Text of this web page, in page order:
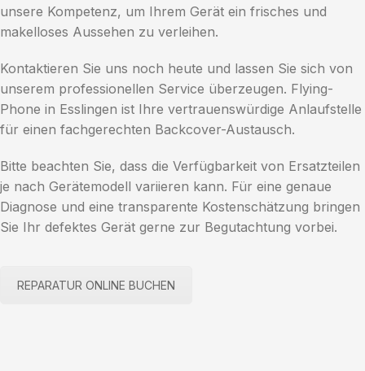
unsere Kompetenz, um Ihrem Gerät ein frisches und
makelloses Aussehen zu verleihen.
Kontaktieren Sie uns noch heute und lassen Sie sich von
unserem professionellen Service überzeugen. Flying-
Phone in Esslingen ist Ihre vertrauenswürdige Anlaufstelle
für einen fachgerechten Backcover-Austausch.
Bitte beachten Sie, dass die Verfügbarkeit von Ersatzteilen
je nach Gerätemodell variieren kann. Für eine genaue
Diagnose und eine transparente Kostenschätzung bringen
Sie Ihr defektes Gerät gerne zur Begutachtung vorbei.
REPARATUR ONLINE BUCHEN